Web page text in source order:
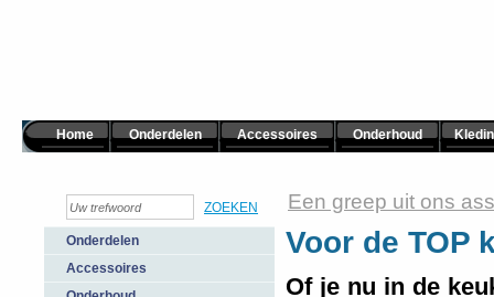
Home Onderdelen Accessoires Onderhoud
Onderdelen
Accessoires
Een greep uit ons
Voor de TOP
Of je nu in de